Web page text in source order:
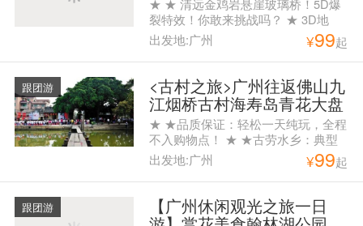
台、屋顶摩天轮、野战直通
车一天跟团游
★ ★ 清远金鸡岩悬崖玻璃桥！5D爆
裂特效！你敢来挑战吗？ ★ 3D地
画，身似处在万丈悬崖，拍照首选 ★
俄罗斯马术表演，策马奔腾，观赏俄
罗斯骑手高难度马术动作 ★ 金鸡岩
内金芝仙洞,是一个地下溶洞,形成于
太古时期 ★ 清远网红新项目——悬
崖荡秋千，呐喊喷泉
出发地:广州 ¥99起
跟团游 <古村之旅>广州往返佛山九
江烟桥古村海寿岛青花大盘
宴纯玩一天跟团游，赏岭南
风情，品桌桌有鱼大盆菜
★ ★品质保证：轻松一天纯玩，全程
不入购物点！ ★ ★古劳水乡：典型
岭南风情。看夏荷盛开，体会水乡人
家！ ★ ★吴家大院：既让人心情愉
悦又能感受古迹文化又能文艺拍照的
好地方！！！ ★ ★烟桥古村：岭南
传统建筑，河水清澈碧绿，两岸的竹
出发地:广州 ¥99起
跟团游 【广州休闲观光之旅一日